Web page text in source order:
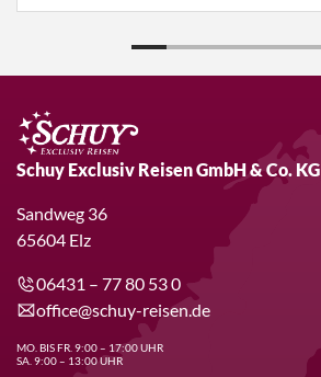
Schuy Exclusiv Reisen GmbH & Co. KG
Sandweg 36
65604 Elz
06431 – 77 80 53 0
office@schuy-reisen.de
MO. BIS FR. 9:00 – 17:00 UHR
SA. 9:00 – 13:00 UHR